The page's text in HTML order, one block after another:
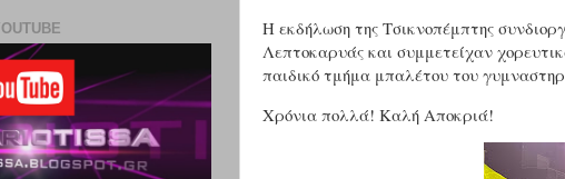
Η εκδήλωση της Τσικνοπέμπτης
Λεπτοκαρυάς και συμμετείχαν
παιδικό τμήμα μπαλέτου του
Χρόνια πολλά! Καλή Αποκριά!